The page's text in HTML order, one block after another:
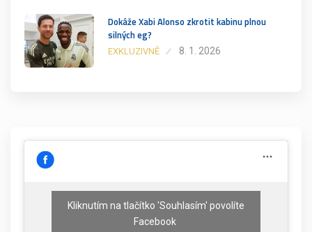
Dokáže Xabi Alonso zkrotit kabinu plnou
silných eg?
EXKLUZIVNĚ 8. 1. 2026
Kliknutím na tlačítko 'Souhlasím' povolíte
Facebook